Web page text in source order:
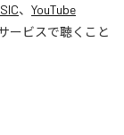
、 YouTube
ービスで聴くこと